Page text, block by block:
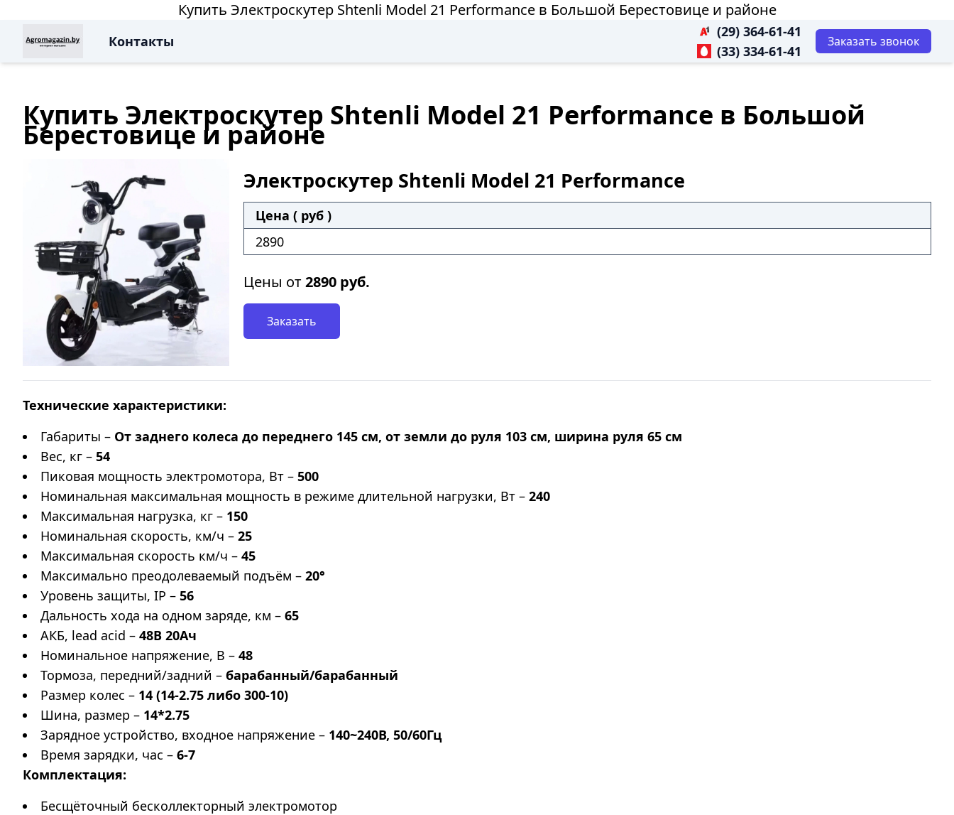
Купить Электроскутер Shtenli Model 21 Performance в Большой Берестовице и районе
Контакты
(29) 364-61-41
(33) 334-61-41
Заказать звонок
Купить Электроскутер Shtenli Model 21 Performance в Большой
Берестовице и районе
Электроскутер Shtenli Model 21 Performance
Цена ( руб )
2890
Цены от2890 руб.
Заказать
Технические характеристики:
Габариты – От заднего колеса до переднего 145 см, от земли до руля 103 см, ширина руля 65 см
Вес, кг – 54
Пиковая мощность электромотора, Вт – 500
Номинальная максимальная мощность в режиме длительной нагрузки, Вт – 240
Максимальная нагрузка, кг – 150
Номинальная скорость, км/ч – 25
Максимальная скорость км/ч – 45
Максимально преодолеваемый подъём – 20°
Уровень защиты, IP – 56
Дальность хода на одном заряде, км – 65
АКБ, lead acid – 48В 20Ач
Номинальное напряжение, В – 48
Тормоза, передний/задний – барабанный/барабанный
Размер колес – 14 (14-2.75 либо 300-10)
Шина, размер – 14*2.75
Зарядное устройство, входное напряжение – 140~240В, 50/60Гц
Время зарядки, час – 6-7
Комплектация:
Бесщёточный бесколлекторный электромотор